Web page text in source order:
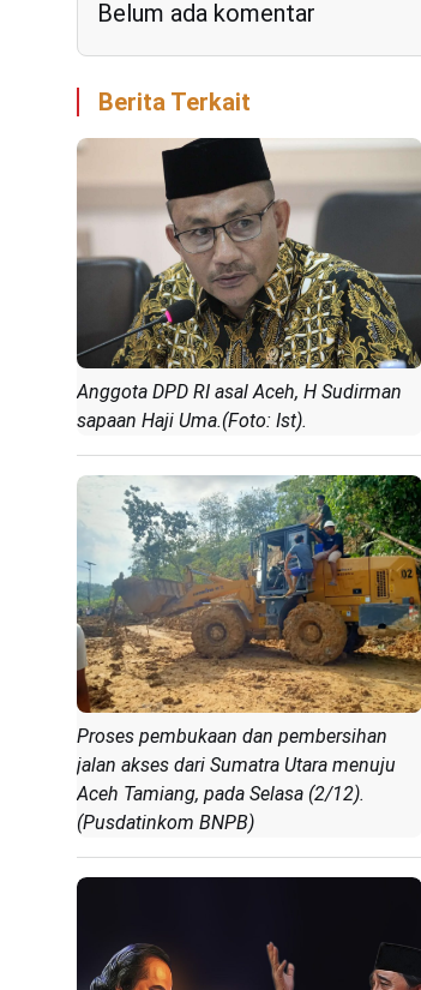
Belum ada komentar
Berita Terkait
Anggota DPD RI asal Aceh, H Sudirman
sapaan Haji Uma.(Foto: Ist).
Proses pembukaan dan pembersihan
jalan akses dari Sumatra Utara menuju
Aceh Tamiang, pada Selasa (2/12).
(Pusdatinkom BNPB)